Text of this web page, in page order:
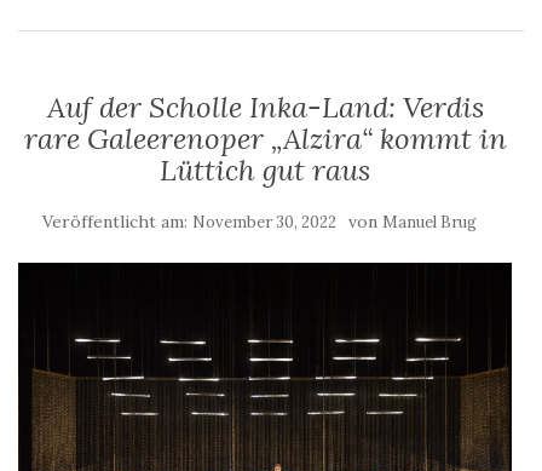
Auf der Scholle Inka-Land: Verdis
rare Galeerenoper „Alzira“ kommt in
Lüttich gut raus
Veröffentlicht am: November 30, 2022 von Manuel Brug